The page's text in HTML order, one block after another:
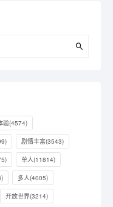
验(4574)
剧情丰富(3543)
单人(11814)
多人(4005)
开放世界(3214)